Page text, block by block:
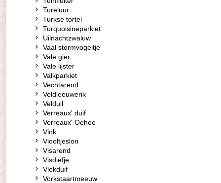
Tureluur
Turkse tortel
Turquoisineparkiet
Uilnachtzwaluw
Vaal stormvogeltje
Vale gier
Vale lijster
Valkparkiet
Vechtarend
Veldleeuwerik
Velduil
Verreaux' duif
Verreaux' Oehoe
Vink
Viooltjeslori
Visarend
Visdiefje
Vlekduif
Vorkstaartmeeuw